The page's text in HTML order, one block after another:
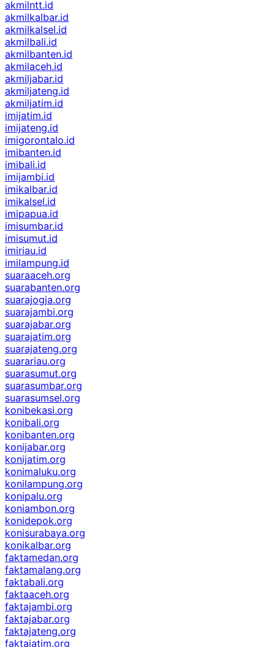
akmilntt.id
akmilkalbar.id
akmilkalsel.id
akmilbali.id
akmilbanten.id
akmilaceh.id
akmiljabar.id
akmiljateng.id
akmiljatim.id
imijatim.id
imijateng.id
imigorontalo.id
imibanten.id
imibali.id
imijambi.id
imikalbar.id
imikalsel.id
imipapua.id
imisumbar.id
imisumut.id
imiriau.id
imilampung.id
suaraaceh.org
suarabanten.org
suarajogja.org
suarajambi.org
suarajabar.org
suarajatim.org
suarajateng.org
suarariau.org
suarasumut.org
suarasumbar.org
suarasumsel.org
konibekasi.org
konibali.org
konibanten.org
konijabar.org
konijatim.org
konimaluku.org
konilampung.org
konipalu.org
koniambon.org
konidepok.org
konisurabaya.org
konikalbar.org
faktamedan.org
faktamalang.org
faktabali.org
faktaaceh.org
faktajambi.org
faktajabar.org
faktajateng.org
faktajatim.org